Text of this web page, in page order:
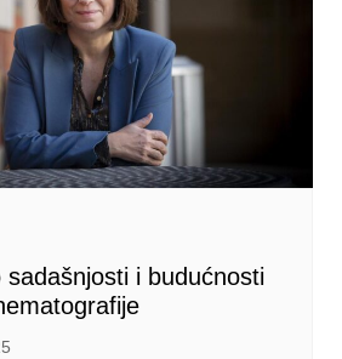
sadašnjosti i budućnosti